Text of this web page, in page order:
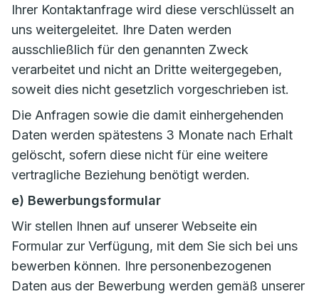
Ihrer Kontaktanfrage wird diese verschlüsselt an
uns weitergeleitet. Ihre Daten werden
ausschließlich für den genannten Zweck
verarbeitet und nicht an Dritte weitergegeben,
soweit dies nicht gesetzlich vorgeschrieben ist.
Die Anfragen sowie die damit einhergehenden
Daten werden spätestens 3 Monate nach Erhalt
gelöscht, sofern diese nicht für eine weitere
vertragliche Beziehung benötigt werden.
e) Bewerbungsformular
Wir stellen Ihnen auf unserer Webseite ein
Formular zur Verfügung, mit dem Sie sich bei uns
bewerben können. Ihre personenbezogenen
Daten aus der Bewerbung werden gemäß unserer